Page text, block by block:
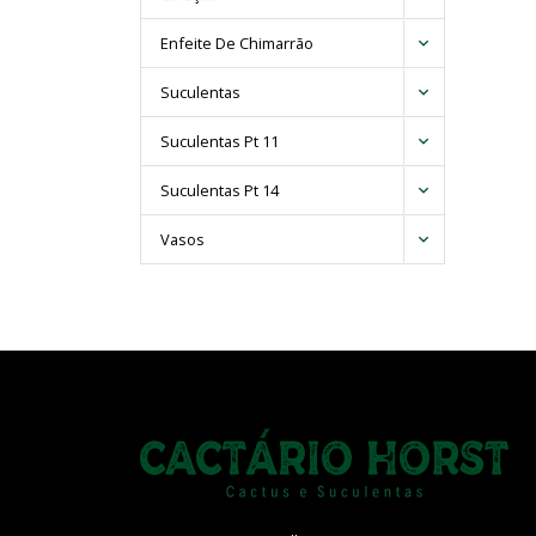
Enfeite De Chimarrão
Suculentas
Suculentas Pt 11
Suculentas Pt 14
Vasos